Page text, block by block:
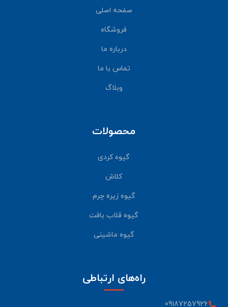
صفحه اصلی
فروشگاه
درباره ما
تماس با ما
وبلاگ
محصولات
گیوه کردی
کلاش
گیوه زیره چرم
گیوه قلاب بافت
گیوه ماشینی
راه‌های ارتباطی
09187257926